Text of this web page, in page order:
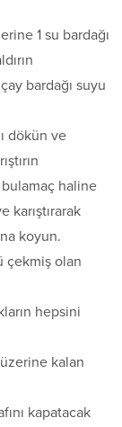
1 su bardağı
bardağı suyu
dökün ve
haline
karıştırarak
koyun.
çekmiş olan
hepsini
kalan
kapatacak